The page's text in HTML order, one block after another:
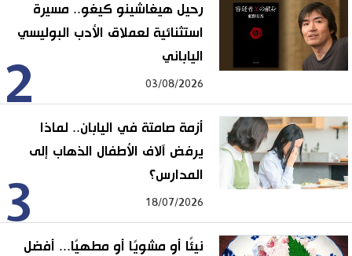
2
رحيل هيغاشينو كيغو.. مسيرة
استثنائية لعملاق الأدب البوليسي
الياباني
03/08/2026
3
أزمة صامتة في اليابان.. لماذا
يرفض آلاف الأطفال الذهاب إلى
المدارس؟
18/07/2026
نيئًا أو مشويًا أو مطهيًا... أفضل